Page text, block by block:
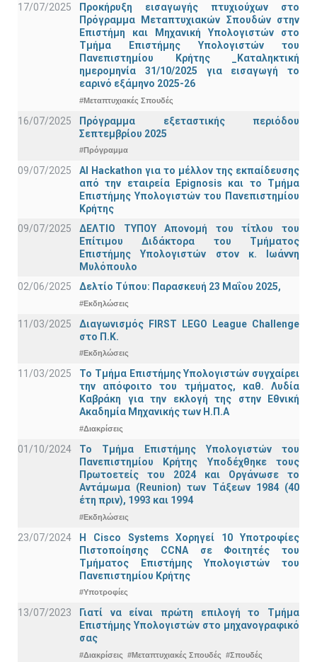
17/07/2025
Προκήρυξη εισαγωγής πτυχιούχων στo
Πρόγραμμα Μεταπτυχιακών Σπουδών στην
Επιστήμη και Μηχανική Υπολογιστών στο
Τμήμα Eπιστήμης Υπολογιστών του
Πανεπιστημίου Κρήτης _Καταληκτική
ημερομηνία 31/10/2025 για εισαγωγή το
εαρινό εξάμηνο 2025-26
#Μεταπτυχιακές Σπουδές
16/07/2025
Πρόγραμμα εξεταστικής περιόδου
Σεπτεμβρίου 2025
#Πρόγραμμα
09/07/2025
AI Hackathon για το μέλλον της εκπαίδευσης
από την εταιρεία Epignosis και το Τμήμα
Επιστήμης Υπολογιστών του Πανεπιστημίου
Κρήτης
09/07/2025
ΔΕΛΤΙΟ ΤΥΠΟΥ Απονομή του τίτλου του
Επίτιμου Διδάκτορα του Τμήματος
Επιστήμης Υπολογιστών στον κ. Ιωάννη
Μυλόπουλο
02/06/2025
Δελτίο Τύπου: Παρασκευή 23 Μαΐου 2025,
#Εκδηλώσεις
11/03/2025
Διαγωνισμός FIRST LEGO League Challenge
στο Π.Κ.
#Εκδηλώσεις
11/03/2025
Το Τμήμα Επιστήμης Υπολογιστών συγχαίρει
την απόφοιτο του τμήματος, καθ. Λυδία
Καβράκη για την εκλογή της στην Εθνική
Ακαδημία Μηχανικής των Η.Π.Α
#Διακρίσεις
01/10/2024
Το Τμήμα Επιστήμης Υπολογιστών του
Πανεπιστημίου Κρήτης Υποδέχθηκε τους
Πρωτοετείς του 2024 και Οργάνωσε το
Αντάμωμα (Reunion) των Τάξεων 1984 (40
έτη πριν), 1993 και 1994
#Εκδηλώσεις
23/07/2024
Η Cisco Systems Χορηγεί 10 Υποτροφίες
Πιστοποίησης CCNA σε Φοιτητές του
Τμήματος Επιστήμης Υπολογιστών του
Πανεπιστημίου Κρήτης
#Υποτροφίες
13/07/2023
Γιατί να είναι πρώτη επιλογή το Τμήμα
Επιστήμης Υπολογιστών στο μηχανογραφικό
σας
#Διακρίσεις #Μεταπτυχιακές Σπουδές #Σπουδές